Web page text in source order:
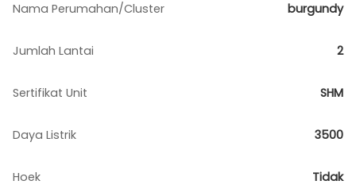
Nama Perumahan/Cluster burgundy
Jumlah Lantai 2
Sertifikat Unit SHM
Daya Listrik 3500
Hoek Tidak